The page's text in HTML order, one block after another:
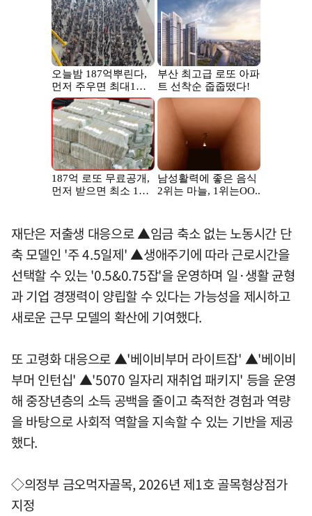
재단은 저출생 대응으로 ▲임금 축소 없는 노동시간 단
축 모델인 '주 4.5일제' ▲생애주기에 따라 근로시간을
선택할 수 있는 '0.5&0.75잡'을 운영하며 일·생활 균형
과 기업 경쟁력이 양립할 수 있다는 가능성을 제시하고
새로운 근무 모델의 확산에 기여했다.
또 고령화 대응으로 ▲'베이비부머 라이트잡' ▲'베이비
부머 인턴십' ▲'5070 일자리 재취업 패키지' 등을 운영
해 중장년층의 소득 공백을 줄이고 축적한 경험과 역량
을 바탕으로 사회적 역할을 지속할 수 있는 기반을 제공
했다.
◇의정부 금오먹자골목, 2026년 제1호 골목형상점가
지정